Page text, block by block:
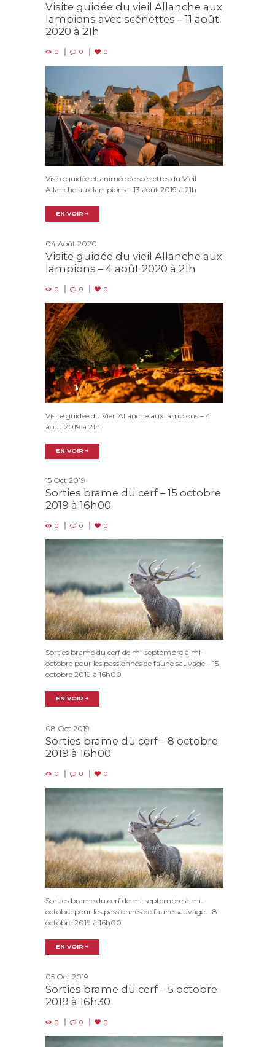
Visite guidée du vieil Allanche aux
lampions avec scénettes – 11 août
2020 à 21h
0 0 0
Visite guidée et animée de scénettes du Vieil
Allanche aux lampions – 13 août 2019 à 21h
EN VOIR +
04 Août 2020
Visite guidée du vieil Allanche aux
lampions – 4 août 2020 à 21h
0 0 0
Visite guidée du Vieil Allanche aux lampions – 4
août 2019 à 21h
EN VOIR +
15 Oct 2019
Sorties brame du cerf – 15 octobre
2019 à 16h00
0 0 0
Sorties brame du cerf de mi-septembre à mi-
octobre pour les passionnés de faune sauvage – 15
octobre 2019 à 16h00
EN VOIR +
08 Oct 2019
Sorties brame du cerf – 8 octobre
2019 à 16h00
0 0 0
Sorties brame du cerf de mi-septembre à mi-
octobre pour les passionnés de faune sauvage – 8
octobre 2019 à 16h00
EN VOIR +
05 Oct 2019
Sorties brame du cerf – 5 octobre
2019 à 16h30
0 0 0